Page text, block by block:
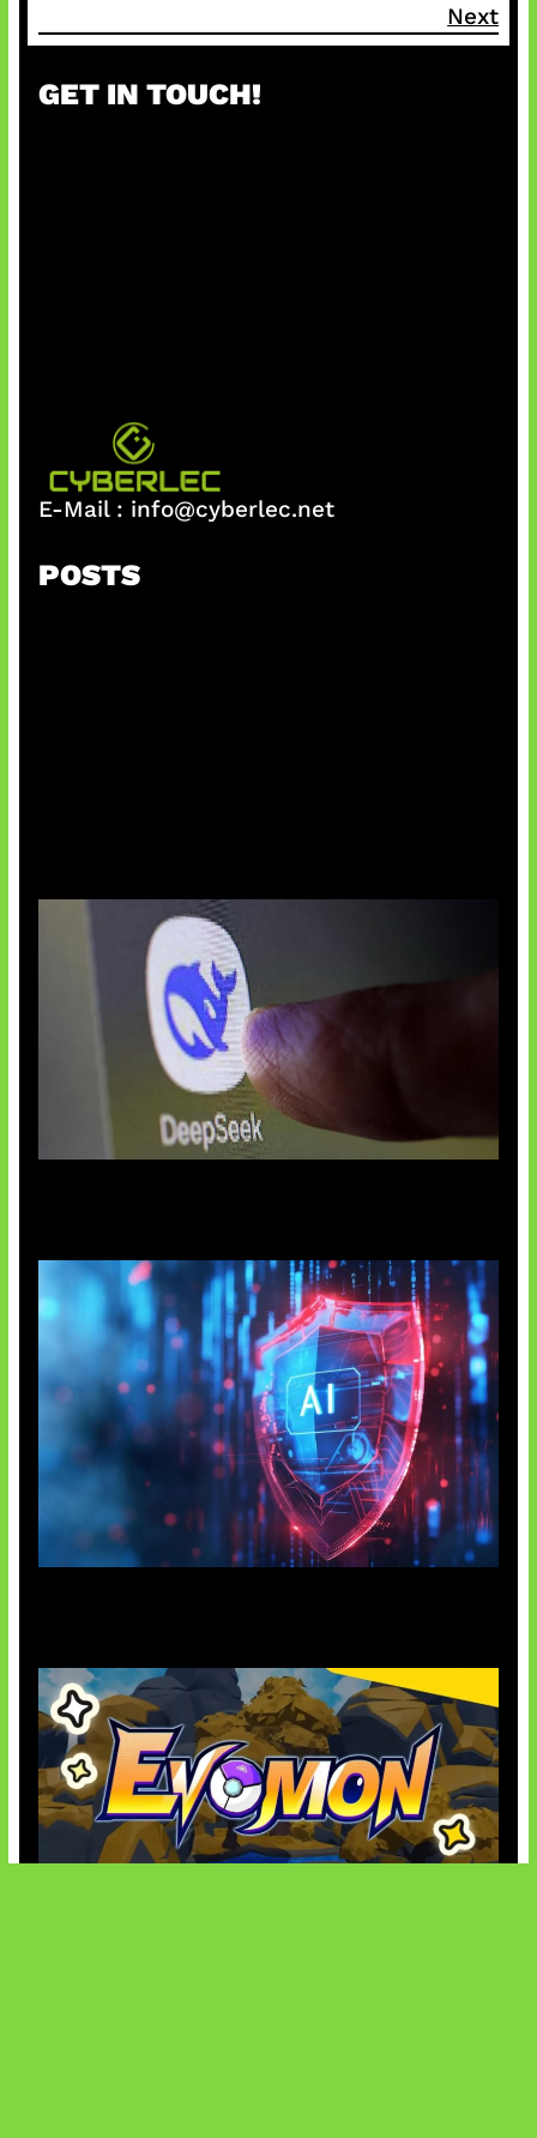
Next
GET IN TOUCH!
E-Mail : info@cyberlec.net
POSTS